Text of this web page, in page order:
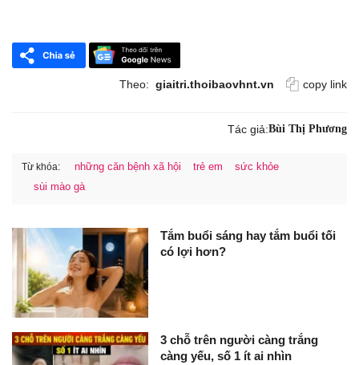
Theo: giaitri.thoibaovhnt.vn copy link
Tác giả:Bùi Thị Phương
Từ khóa: những căn bệnh xã hội trẻ em
sức khỏe
sùi mào gà
Tắm buổi sáng hay tắm buổi tối
có lợi hơn?
3 chỗ trên người càng trắng
càng yếu, số 1 ít ai nhìn